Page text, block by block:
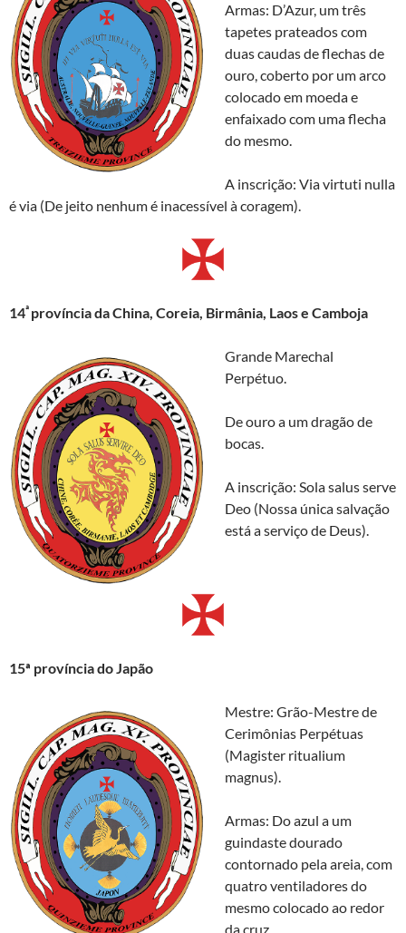
Armas: D’Azur, um três
tapetes prateados com
duas caudas de flechas de
ouro, coberto por um arco
colocado em moeda e
enfaixado com uma flecha
do mesmo.
A inscrição: Via virtuti nulla
é via (De jeito nenhum é inacessível à coragem).
14ª província da China, Coreia, Birmânia, Laos e Camboja
Grande Marechal
Perpétuo.
De ouro a um dragão de
bocas.
A inscrição: Sola salus serve
Deo (Nossa única salvação
está a serviço de Deus).
15ª província do Japão
Mestre: Grão-Mestre de
Cerimônias Perpétuas
(Magister ritualium
magnus).
Armas: Do azul a um
guindaste dourado
contornado pela areia, com
quatro ventiladores do
mesmo colocado ao redor
da cruz.